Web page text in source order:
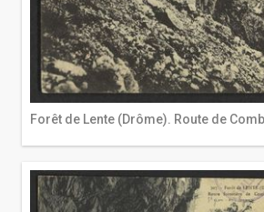
Forêt de Lente (Drôme). Route de